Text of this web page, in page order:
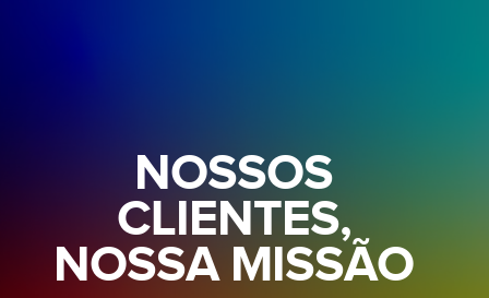
NOSSOS
CLIENTES,
NOSSA MISSÃO